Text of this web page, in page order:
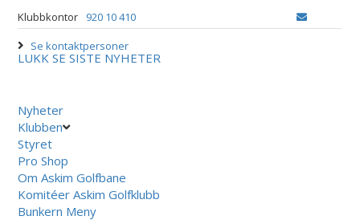
Klubbkontor
920 10 410
Se kontaktpersoner
LUKK SE SISTE NYHETER
Nyheter
Klubben
Styret
Pro Shop
Om Askim Golfbane
Komitéer Askim Golfklubb
Bunkern Meny